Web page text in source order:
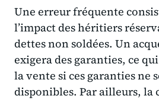
Une erreur fréquente
l’impact des héritiers
dettes non soldées. Un
exigera des garanties, ce
la vente si ces garanties ne
disponibles. Par ailleurs,